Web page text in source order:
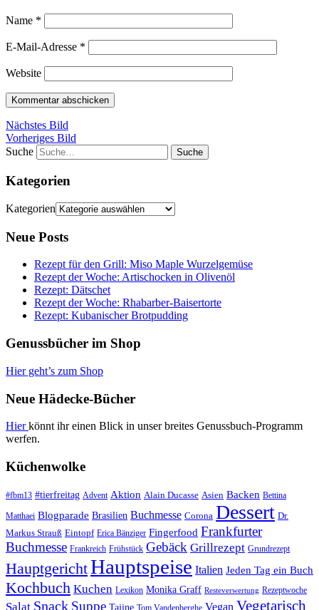
Name *
E-Mail-Adresse *
Website
Nächstes Bild
Vorheriges Bild
Suche
Kategorien
Kategorien
Neue Posts
Rezept für den Grill: Miso Maple Wurzelgemüse
Rezept der Woche: Artischocken in Olivenöl
Rezept: Dätschet
Rezept der Woche: Rhabarber-Baisertorte
Rezept: Kubanischer Brotpudding
Genussbücher im Shop
Hier geht’s zum Shop
Neue Hädecke-Bücher
Hierkönnt ihr einen Blick in unser breites Genussbuch-Programm
werfen.
Küchenwolke
#fbm13 #tierfreitag Advent Aktion Alain Ducasse Asien Backen Bettina
Matthaei Blogparade Brasilien Buchmesse Corona Dessert Dr.
Markus Strauß Eintopf Erica Bänziger Fingerfood Frankfurter
Buchmesse Frankreich Frühstück Gebäck Grillrezept Grundrezept
HauptgerichtHauptspeise Italien Jeden Tag ein Buch
Kochbuch Kuchen Lexikon Monika Graff Resteverwertung Rezeptwoche
Salat Snack Suppe Tajine Tom Vandenberghe Vegan Vegetarisch